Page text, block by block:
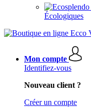
Écologiques
Mon compte
Identifiez-vous
Nouveau client ?
Créer un compte